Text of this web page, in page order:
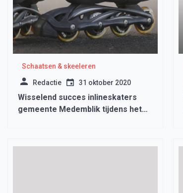
Schaatsen & skeeleren
Redactie 31 oktober 2020
Wisselend succes inlineskaters
gemeente Medemblik tijdens het